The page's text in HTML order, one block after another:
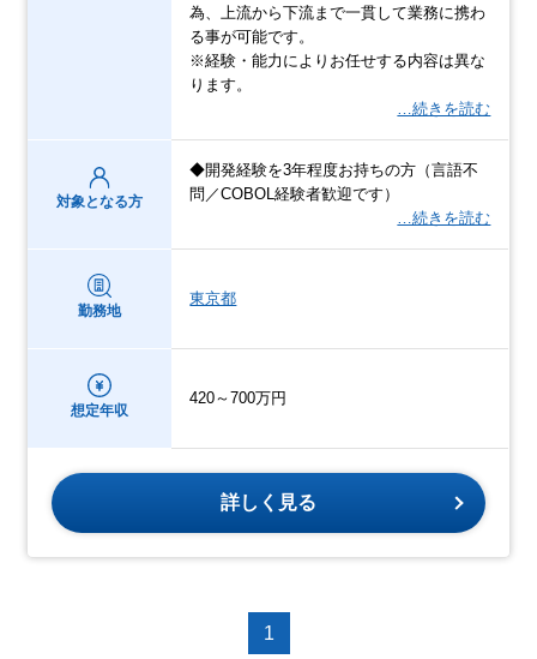
為、上流から下流まで一貫して業務に携わ
る事が可能です。
※経験・能力によりお任せする内容は異な
ります。
…続きを読む
対象となる方
◆開発経験を3年程度お持ちの方（言語不
問／COBOL経験者歓迎です）
…続きを読む
勤務地
東京都
想定年収
420～700万円
詳しく見る
1